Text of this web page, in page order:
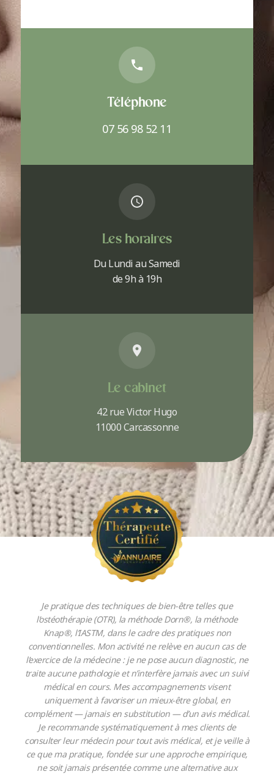
Téléphone
07 56 98 52 11
Les horaires
Du Lundi au Samedi
de 9h à 19h
Le cabinet
42 rue Victor Hugo
11000 Carcassonne
Je pratique des techniques de bien-être telles que
l’ostéothérapie (OTR), la méthode Dorn®, la méthode
Knap®, l’IASTM, dans le cadre des pratiques non
conventionnelles. Mon activité ne relève en aucun cas de
l’exercice de la médecine : je ne pose aucun diagnostic, ne
traite aucune pathologie et n’interfère jamais avec un suivi
médical en cours. Mes accompagnements visent
uniquement à favoriser un mieux-être global, en
complément — jamais en substitution — d’un avis médical.
Je recommande systématiquement à mes clients de
consulter leur médecin pour tout avis médical, et je veille à
ce que ma pratique, fondée sur une approche empirique,
ne soit jamais présentée comme une alternative aux